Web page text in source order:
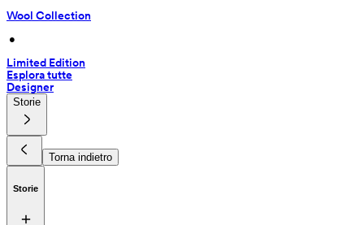
Wool Collection
•
Limited Edition
Esplora tutte
Designer
Storie
Torna indietro
Storie